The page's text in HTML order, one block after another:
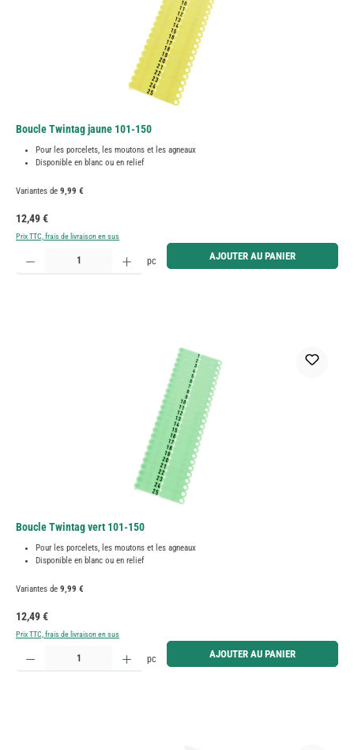
Boucle Twintag jaune 101-150
Pour les porcelets, les moutons et les agneaux
Disponible en blanc ou en relief
Variantes de 9,99 €
Prix régulier :
12,49 €
Prix TTC, frais de livraison en sus
Quantité de produit : Entrez la quantité souhaitée ou utilisez les boutons pour augmenter ou
pc AJOUTER AU PANIER
Boucle Twintag vert 101-150
Pour les porcelets, les moutons et les agneaux
Disponible en blanc ou en relief
Variantes de 9,99 €
Prix régulier :
12,49 €
Prix TTC, frais de livraison en sus
Quantité de produit : Entrez la quantité souhaitée ou utilisez les boutons pour augmenter ou
pc AJOUTER AU PANIER